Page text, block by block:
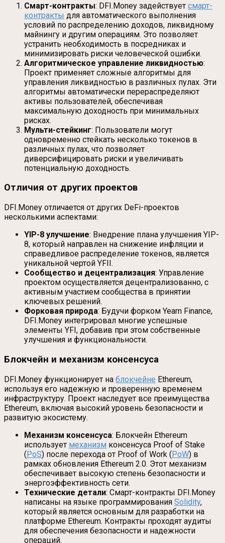
Смарт-контракты: DFI.Money задействует смарт-
контракты для автоматического выполнения
условий по распределению доходов, ликвидному
майнингу и другим операциям. Это позволяет
устранить необходимость в посредниках и
минимизировать риски человеческой ошибки.
Алгоритмическое управление ликвидностью:
Проект применяет сложные алгоритмы для
управления ликвидностью в различных пулах. Эти
алгоритмы автоматически перераспределяют
активы пользователей, обеспечивая
максимальную доходность при минимальных
рисках.
Мульти-стейкинг: Пользователи могут
одновременно стейкать несколько токенов в
различных пулах, что позволяет
диверсифицировать риски и увеличивать
потенциальную доходность.
Отличия от других проектов
DFI.Money отличается от других DeFi-проектов
несколькими аспектами:
YIP-8 улучшение: Внедрение плана улучшения YIP-
8, который направлен на снижение инфляции и
справедливое распределение токенов, является
уникальной чертой YFII.
Сообщество и децентрализация: Управление
проектом осуществляется децентрализованно, с
активным участием сообщества в принятии
ключевых решений.
Форковая природа: Будучи форком Yearn Finance,
DFI.Money интегрировал многие успешные
элементы YFI, добавив при этом собственные
улучшения и функциональности.
Блокчейн и механизм консенсуса
DFI.Money функционирует на блокчейне Ethereum,
используя его надежную и проверенную временем
инфраструктуру. Проект наследует все преимущества
Ethereum, включая высокий уровень безопасности и
развитую экосистему.
Механизм консенсуса: Блокчейн Ethereum
использует механизм консенсуса Proof of Stake
(PoS) после перехода от Proof of Work (PoW) в
рамках обновления Ethereum 2.0. Этот механизм
обеспечивает высокую степень безопасности и
энергоэффективность сети.
Технические детали: Смарт-контракты DFI.Money
написаны на языке программирования Solidity,
который является основным для разработки на
платформе Ethereum. Контракты проходят аудиты
для обеспечения безопасности и надежности
операций.